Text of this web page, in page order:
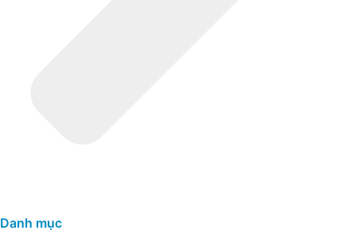
Danh mục